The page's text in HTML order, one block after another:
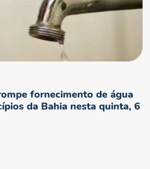
fornecimento de água
da Bahia nesta quinta, 6